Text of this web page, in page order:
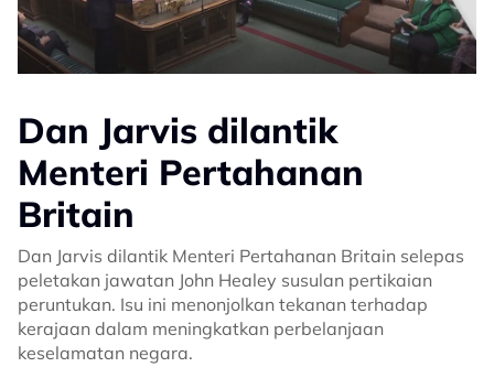
Dan Jarvis dilantik
Menteri Pertahanan
Britain
Dan Jarvis dilantik Menteri Pertahanan Britain selepas
peletakan jawatan John Healey susulan pertikaian
peruntukan. Isu ini menonjolkan tekanan terhadap
kerajaan dalam meningkatkan perbelanjaan
keselamatan negara.